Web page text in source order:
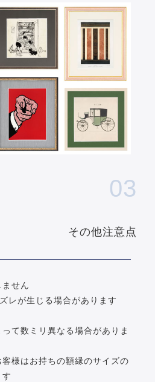
03
その他注意点
ません
レが生じる場合があります
て数ミリ異なる場合がありま
様はお持ちの額縁のサイズの